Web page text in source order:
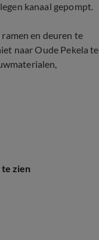
kanaal gepompt.
en deuren te
naar Oude Pekela te
zien